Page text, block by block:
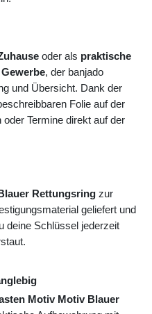
oder als praktische
, der banjado
und Übersicht. Dank der
Folie auf der
Termine direkt auf der
Rettungsring zur
geliefert und
deine Schlüssel jederzeit
Motiv Motiv Blauer